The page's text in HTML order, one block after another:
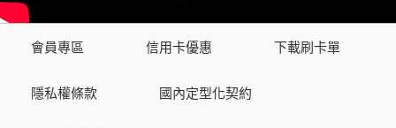
會員專區 信用卡優惠 下載刷卡單
隱私權條款 國內定型化契約